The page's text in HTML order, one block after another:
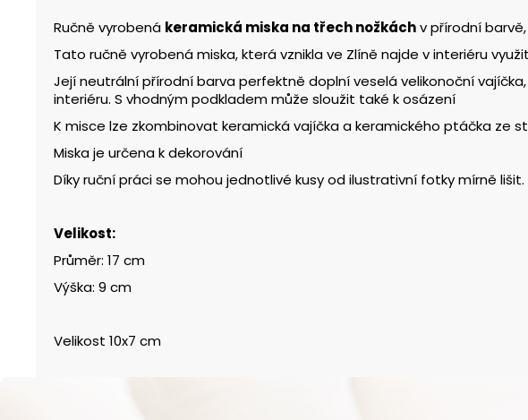
Ručně vyrobená keramická miska na třech nožkáchv přírodní
Tato ručně vyrobená miska, která vznikla ve Zlíně najde v interiéru
Její neutrální přírodní barva perfektně doplní veselá velikonoční
interiéru. S vhodným podkladem může sloužit také k osázení
K misce lze zkombinovat keramická vajíčka a keramického ptáčka ze
Miska je určena k dekorování
Díky ruční práci se mohou jednotlivé kusy od ilustrativní fotky mírně lišit.
Velikost:
Průměr: 17 cm
Výška: 9 cm
Velikost 10x7 cm